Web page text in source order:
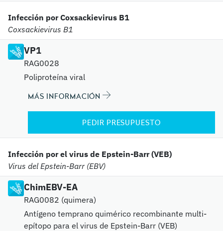
Infección por Coxsackievirus B1
Coxsackievirus B1
VP1
RAG0028
Poliproteína viral
MÁS INFORMACIÓN
PEDIR PRESUPUESTO
Infección por el virus de Epstein-Barr (VEB)
Virus del Epstein-Barr (EBV)
ChimEBV-EA
RAG0082 (quimera)
Antígeno temprano quimérico recombinante multi-
epítopo para el virus de Epstein-Barr (VEB)